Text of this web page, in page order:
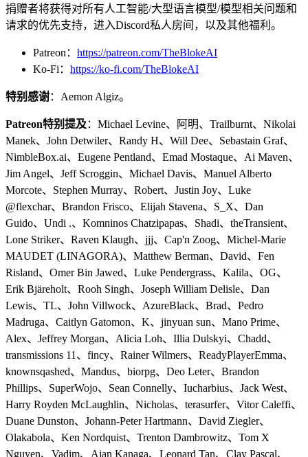
捐赠者将获得对所有人工智能/大型语言模型/模型相关问题和
请求的优先支持，进入Discord私人房间，以及其他福利。
Patreon： https://patreon.com/TheBlokeAI
Ko-Fi： https://ko-fi.com/TheBlokeAI
特别感谢：Aemon Algiz。
Patreon特别提及 ：Michael Levine、阿明、Trailburnt、Nikolai
Manek、John Detwiler、Randy H、Will Dee、Sebastain Graf、
NimbleBox.ai、Eugene Pentland、Emad Mostaque、Ai Maven、
Jim Angel、Jeff Scroggin、Michael Davis、Manuel Alberto
Morcote、Stephen Murray、Robert、Justin Joy、Luke
@flexchar、Brandon Frisco、Elijah Stavena、S_X、Dan
Guido、Undi .、Komninos Chatzipapas、Shadi、theTransient、
Lone Striker、Raven Klaugh、jjj、Cap'n Zoog、Michel-Marie
MAUDET (LINAGORA)、Matthew Berman、David、Fen
Risland、Omer Bin Jawed、Luke Pendergrass、Kalila、OG、
Erik Bjäreholt、Rooh Singh、Joseph William Delisle、Dan
Lewis、TL、John Villwock、AzureBlack、Brad、Pedro
Madruga、Caitlyn Gatomon、K、jinyuan sun、Mano Prime、
Alex、Jeffrey Morgan、Alicia Loh、Illia Dulskyi、Chadd、
transmissions 11、fincy、Rainer Wilmers、ReadyPlayerEmma、
knownsqashed、Mandus、biorpg、Deo Leter、Brandon
Phillips、SuperWojo、Sean Connelly、Iucharbius、Jack West、
Harry Royden McLaughlin、Nicholas、terasurfer、Vitor Caleffi、
Duane Dunston、Johann-Peter Hartmann、David Ziegler、
Olakabola、Ken Nordquist、Trenton Dambrowitz、Tom X
Nguyen、Vadim、Ajan Kanaga、Leonard Tan、Clay Pascal、